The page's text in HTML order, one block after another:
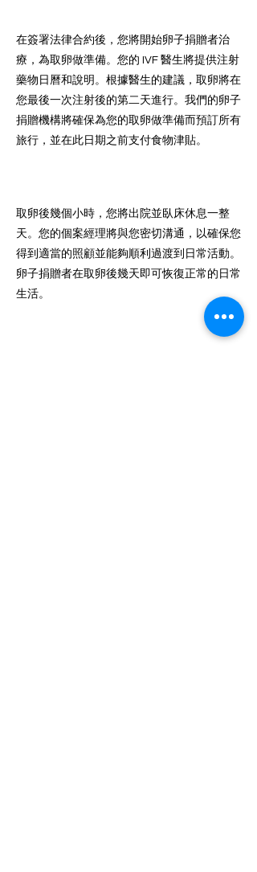
在簽署法律合約後，您將開始卵子捐贈者治
療，為取卵做準備。您的 IVF 醫生將提供注射
藥物日曆和說明。根據醫生的建議，取卵將在
您最後一次注射後的第二天進行。我們的卵子
捐贈機構將確保為您的取卵做準備而預訂所有
旅行，並在此日期之前支付食物津貼。
取卵後幾個小時，您將出院並臥床休息一整
天。您的個案經理將與您密切溝通，以確保您
得到適當的照顧並能夠順利過渡到日常活動。
卵子捐贈者在取卵後幾天即可恢復正常的日常
生活。